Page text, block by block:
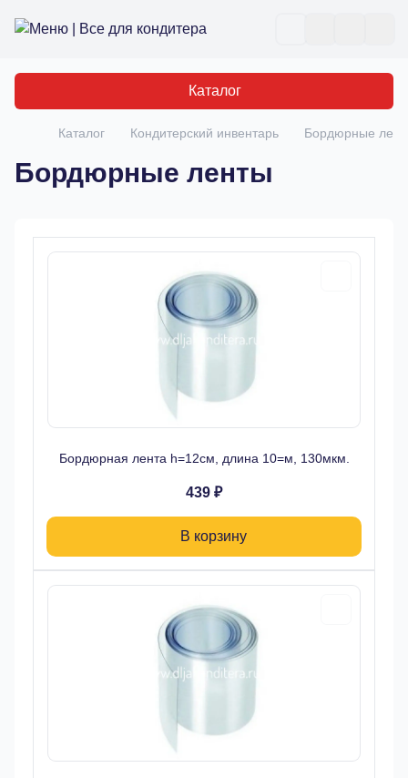
Все для кондитера
Каталог
Главная
Каталог Кондитерский инвентарь Бордюрные
Бордюрные ленты
Бордюрная лента h=12см, длина 10=м, 130мкм.
439 ₽
В корзину